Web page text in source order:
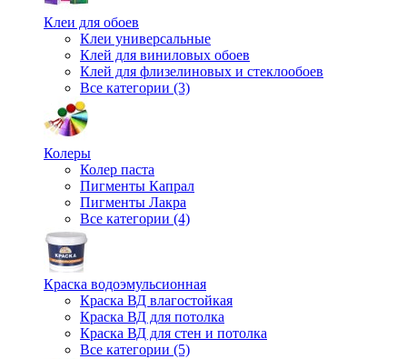
Клеи для обоев
Клеи универсальные
Клей для виниловых обоев
Клей для флизелиновых и стеклообоев
Все категории (3)
Колеры
Колер паста
Пигменты Капрал
Пигменты Лакра
Все категории (4)
Краска водоэмульсионная
Краска ВД влагостойкая
Краска ВД для потолка
Краска ВД для стен и потолка
Все категории (5)